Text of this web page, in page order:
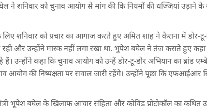
ने शनिवार को चुनाव आयोग से मांग की कि नियमों की धज्जियां उड़ाने के
शनिवार को प्रचार का आगाज करते हुए अमित शाह ने कैराना में डोर-
रही और उन्होंने मास्क नहीं लगा रखा था. भुपेश बघेल ने तंज कसते हुए
हैं। उन्होंने कहा कि चुनाव आयोग को उन्हें डोर-टू-डोर अभियान का ब्रांड
आयोग की निष्पक्षता पर सवाल जारी रहेंगे। उन्होंने पूछा कि एफआईआर
भूपेश बघेल के खिलाफ आचार संहिता और कोविड प्रोटोकॉल का कथित